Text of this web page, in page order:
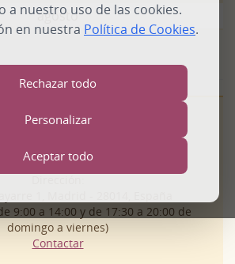
a nuestro uso de las cookies.
en nuestra Política de Cookies.
Rechazar todo
Personalizar
Aceptar todo
agosto
Basílica- Parroquia
Señora de Atocha
9:00 a 14:00 y de 17:30 a 20:00 de
domingo a viernes)
Contactar